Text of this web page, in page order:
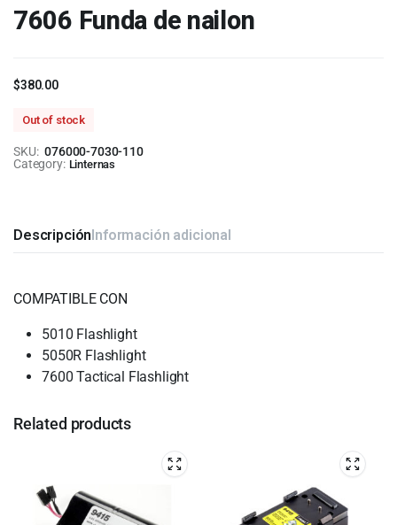
7606 Funda de nailon
$380.00
Out of stock
SKU: 076000-7030-110
Category: Linternas
DescripciónInformación adicional
COMPATIBLE CON
5010 Flashlight
5050R Flashlight
7600 Tactical Flashlight
Related products